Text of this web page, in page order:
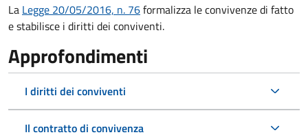
La Legge 20/05/2016, n. 76formalizza le convivenze di fatto
e stabilisce i diritti dei conviventi.
Approfondimenti
I diritti dei conviventi
Il contratto di convivenza